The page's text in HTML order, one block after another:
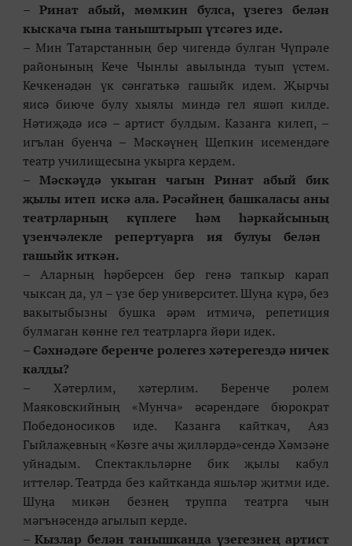
–Ринат абый, мөмкин булса, үзегезбелән
кыскача гына таныштырып үтсәгез иде.
– Мин Татарстанның бер чигендә булган Чүпрәле
районының Кече Чынлы авылында туып үстем.
Кечкенәдән үк сәнгатькә гашыйк идем. Җырчы
яисә биюче булу хыялы миндә гел яшәп килде.
Нәтиҗәдә исә – артист булдым. Казанга килеп, –
игълан буенча – Мәскәүнең Щепкин исемендәге
театр училищесына укырга кердем.
– Мәскәүдә укыган чагын Ринат абый бик
җылы итеп искә ала. Рәсәйнең башкаласы аны
театрларның күплеге һәм һәркайсының
үзенчәлекле репертуарга ия булуы белән
гашыйк иткән.
– Аларның һәрберсен бер генә тапкыр карап
чыксаң да, ул – үзе бер университет. Шуңа күрә, без
вакытыбызны бушка әрәм итмичә, репетиция
булмаган көнне гел театрларга йөри идек.
– Сәхнәдәге беренче ролегез хәтерегездә ничек
калды?
– Хәтерлим, хәтерлим. Беренче ролем
Маяковскийның «Мунча» әсәрендәге бюрократ
Победоносиков иде. Казанга кайткач, Аяз
Гыйлаҗевның «Көзге ачы җилләрдә»сендә Хәмзәне
уйнадым. Спектакльләрне бик җылы кабул
иттеләр. Театрда без кайтканда яшьләр җитми иде.
Шуңа микән безнең труппа театрга чын
мәгънәсендә агылып керде.
–Кызлар белән танышканда үзегезнең артист